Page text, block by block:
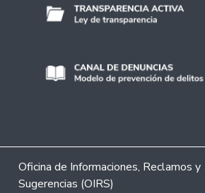
Oficina de Informaciones, Reclamos y
Sugerencias (OIRS)